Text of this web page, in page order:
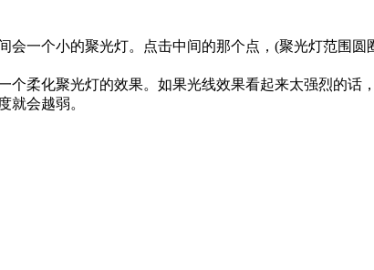
一个小的聚光灯。点击中间的那个点，(聚光灯范围
个柔化聚光灯的效果。如果光线效果看起来太强烈的
就会越弱。